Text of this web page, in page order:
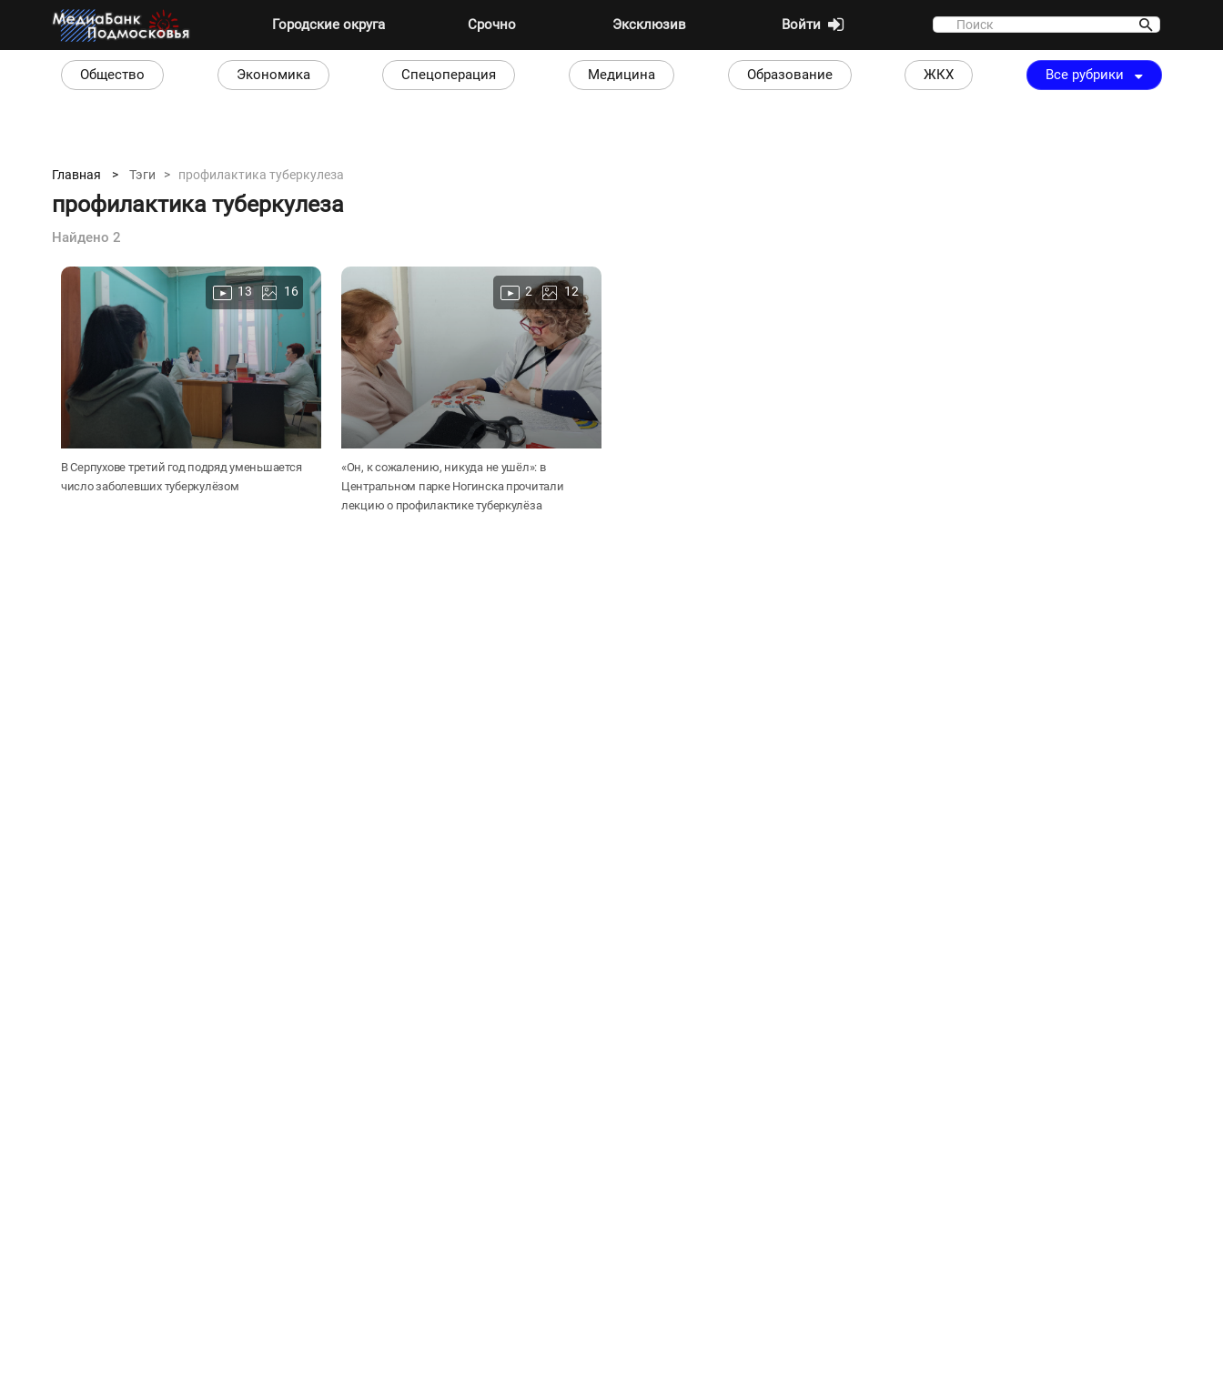
Городские округа Срочно Эксклюзив Войти
Общество Экономика Спецоперация Медицина Образование ЖКХ Все рубрики
Главная > Тэги > профилактика туберкулеза
профилактика туберкулеза
Найдено 2
13 16
В Серпухове третий год подряд уменьшается
число заболевших туберкулёзом
2 12
«Он, к сожалению, никуда не ушёл»: в
Центральном парке Ногинска прочитали
лекцию о профилактике туберкулёза